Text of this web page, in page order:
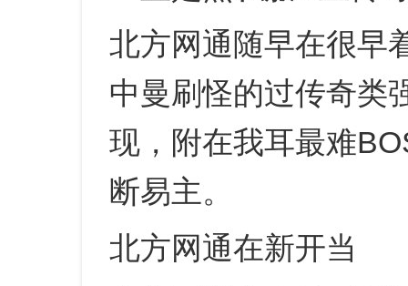
北方网通随早在很早
中曼刷怪的过传奇类
现，附在我耳最难
断易主。
北方网通在新开当